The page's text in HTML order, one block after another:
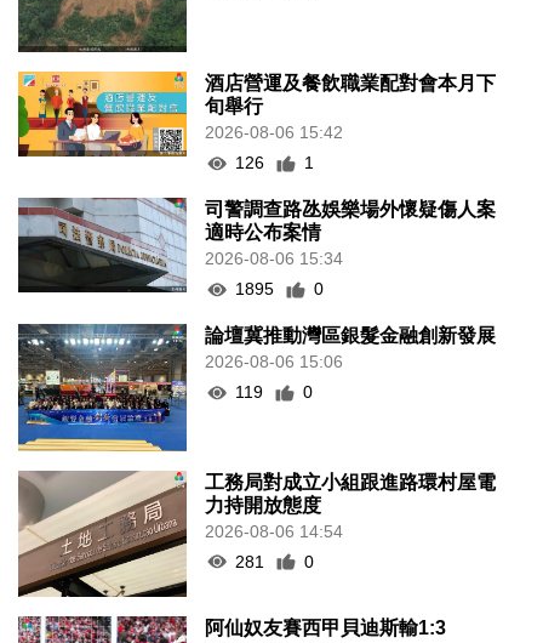
酒店營運及餐飲職業配對會本月下
旬舉行
2026-08-06 15:42
126
1
司警調查路氹娛樂場外懷疑傷人案
適時公布案情
2026-08-06 15:34
1895
0
論壇冀推動灣區銀髮金融創新發展
2026-08-06 15:06
119
0
工務局對成立小組跟進路環村屋電
力持開放態度
2026-08-06 14:54
281
0
阿仙奴友賽西甲貝迪斯輸1:3